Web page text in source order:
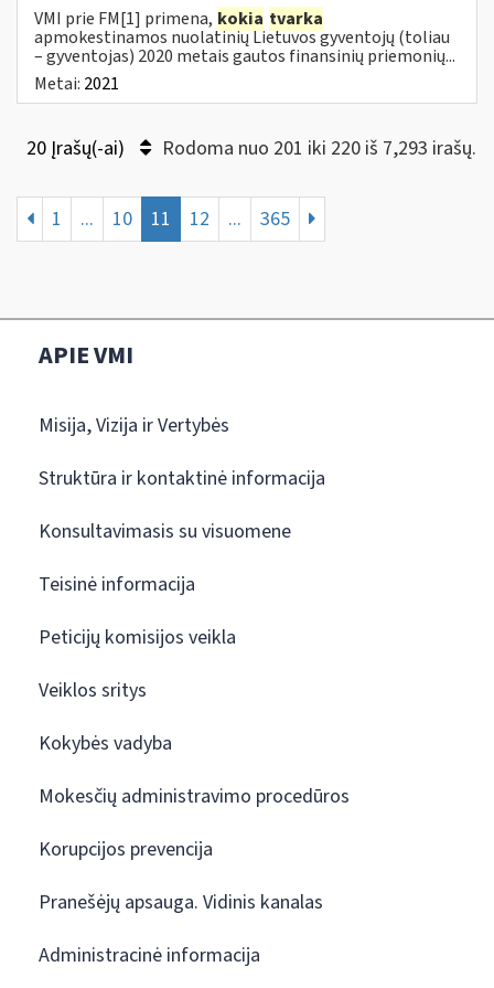
VMI prie FM[1] primena, kokia tvarka
apmokestinamos nuolatinių Lietuvos gyventojų (toliau
– gyventojas) 2020 metais gautos finansinių priemonių...
Metai: 2021
20 Įrašų(-ai) Rodoma nuo 201 iki 220 iš 7,293 irašų.
1 ... 10 11 12 ... 365
APIE VMI
Misija, Vizija ir Vertybės
Struktūra ir kontaktinė informacija
Konsultavimasis su visuomene
Teisinė informacija
Peticijų komisijos veikla
Veiklos sritys
Kokybės vadyba
Mokesčių administravimo procedūros
Korupcijos prevencija
Pranešėjų apsauga. Vidinis kanalas
Administracinė informacija